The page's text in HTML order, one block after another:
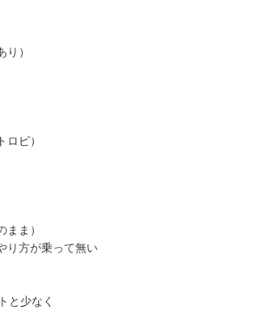
）
ピ）
ま）
り方が乗って無い
と少なく